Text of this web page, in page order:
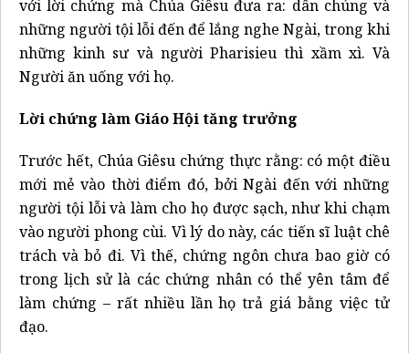
với lời chứng mà Chúa Giêsu đưa ra: dân chúng và
những người tội lỗi đến để lắng nghe Ngài, trong khi
những kinh sư và người Pharisieu thì xầm xì. Và
Người ăn uống với họ.
Lời chứng làm Giáo Hội tăng trưởng
Trước hết, Chúa Giêsu chứng thực rằng: có một điều
mới mẻ vào thời điểm đó, bởi Ngài đến với những
người tội lỗi và làm cho họ được sạch, như khi chạm
vào người phong cùi. Vì lý do này, các tiến sĩ luật chê
trách và bỏ đi. Vì thế, chứng ngôn chưa bao giờ có
trong lịch sử là các chứng nhân có thể yên tâm để
làm chứng – rất nhiều lần họ trả giá bằng việc tử
đạo.